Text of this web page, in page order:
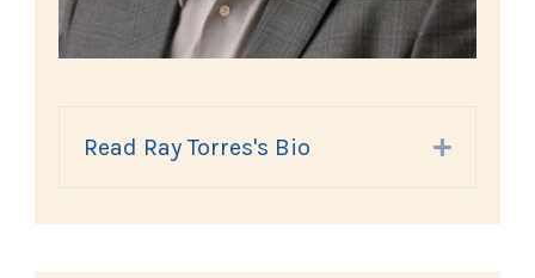
Read Ray Torres's Bio Expand